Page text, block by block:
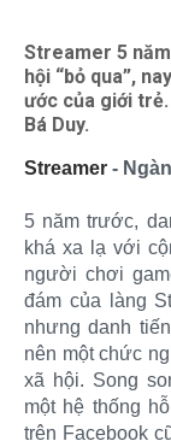
Streamer 5
hội “bỏ qua”,
ước của giới trẻ.
Bá Duy.
Streamer -
5 năm trước,
khá xa lạ với
người chơi
đám của làng
nhưng danh
nên một chức
xã hội. Song
một hệ thống
trên Facebook